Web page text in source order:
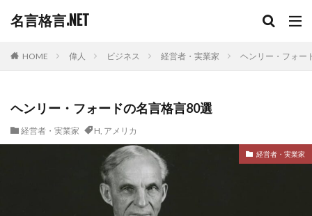
名言格言.NET
HOME 偉人 ビジネス 経営者・実業家 ヘンリー・フォー
ヘンリー・フォードの名言格言80選
経営者・実業家 H, アメリカ
経営者・実業家